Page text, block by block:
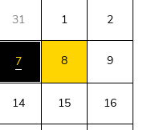
31 1 2
7 8 9
14 15 16